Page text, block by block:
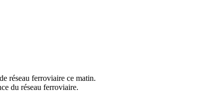
réseau ferroviaire ce matin.
du réseau ferroviaire.